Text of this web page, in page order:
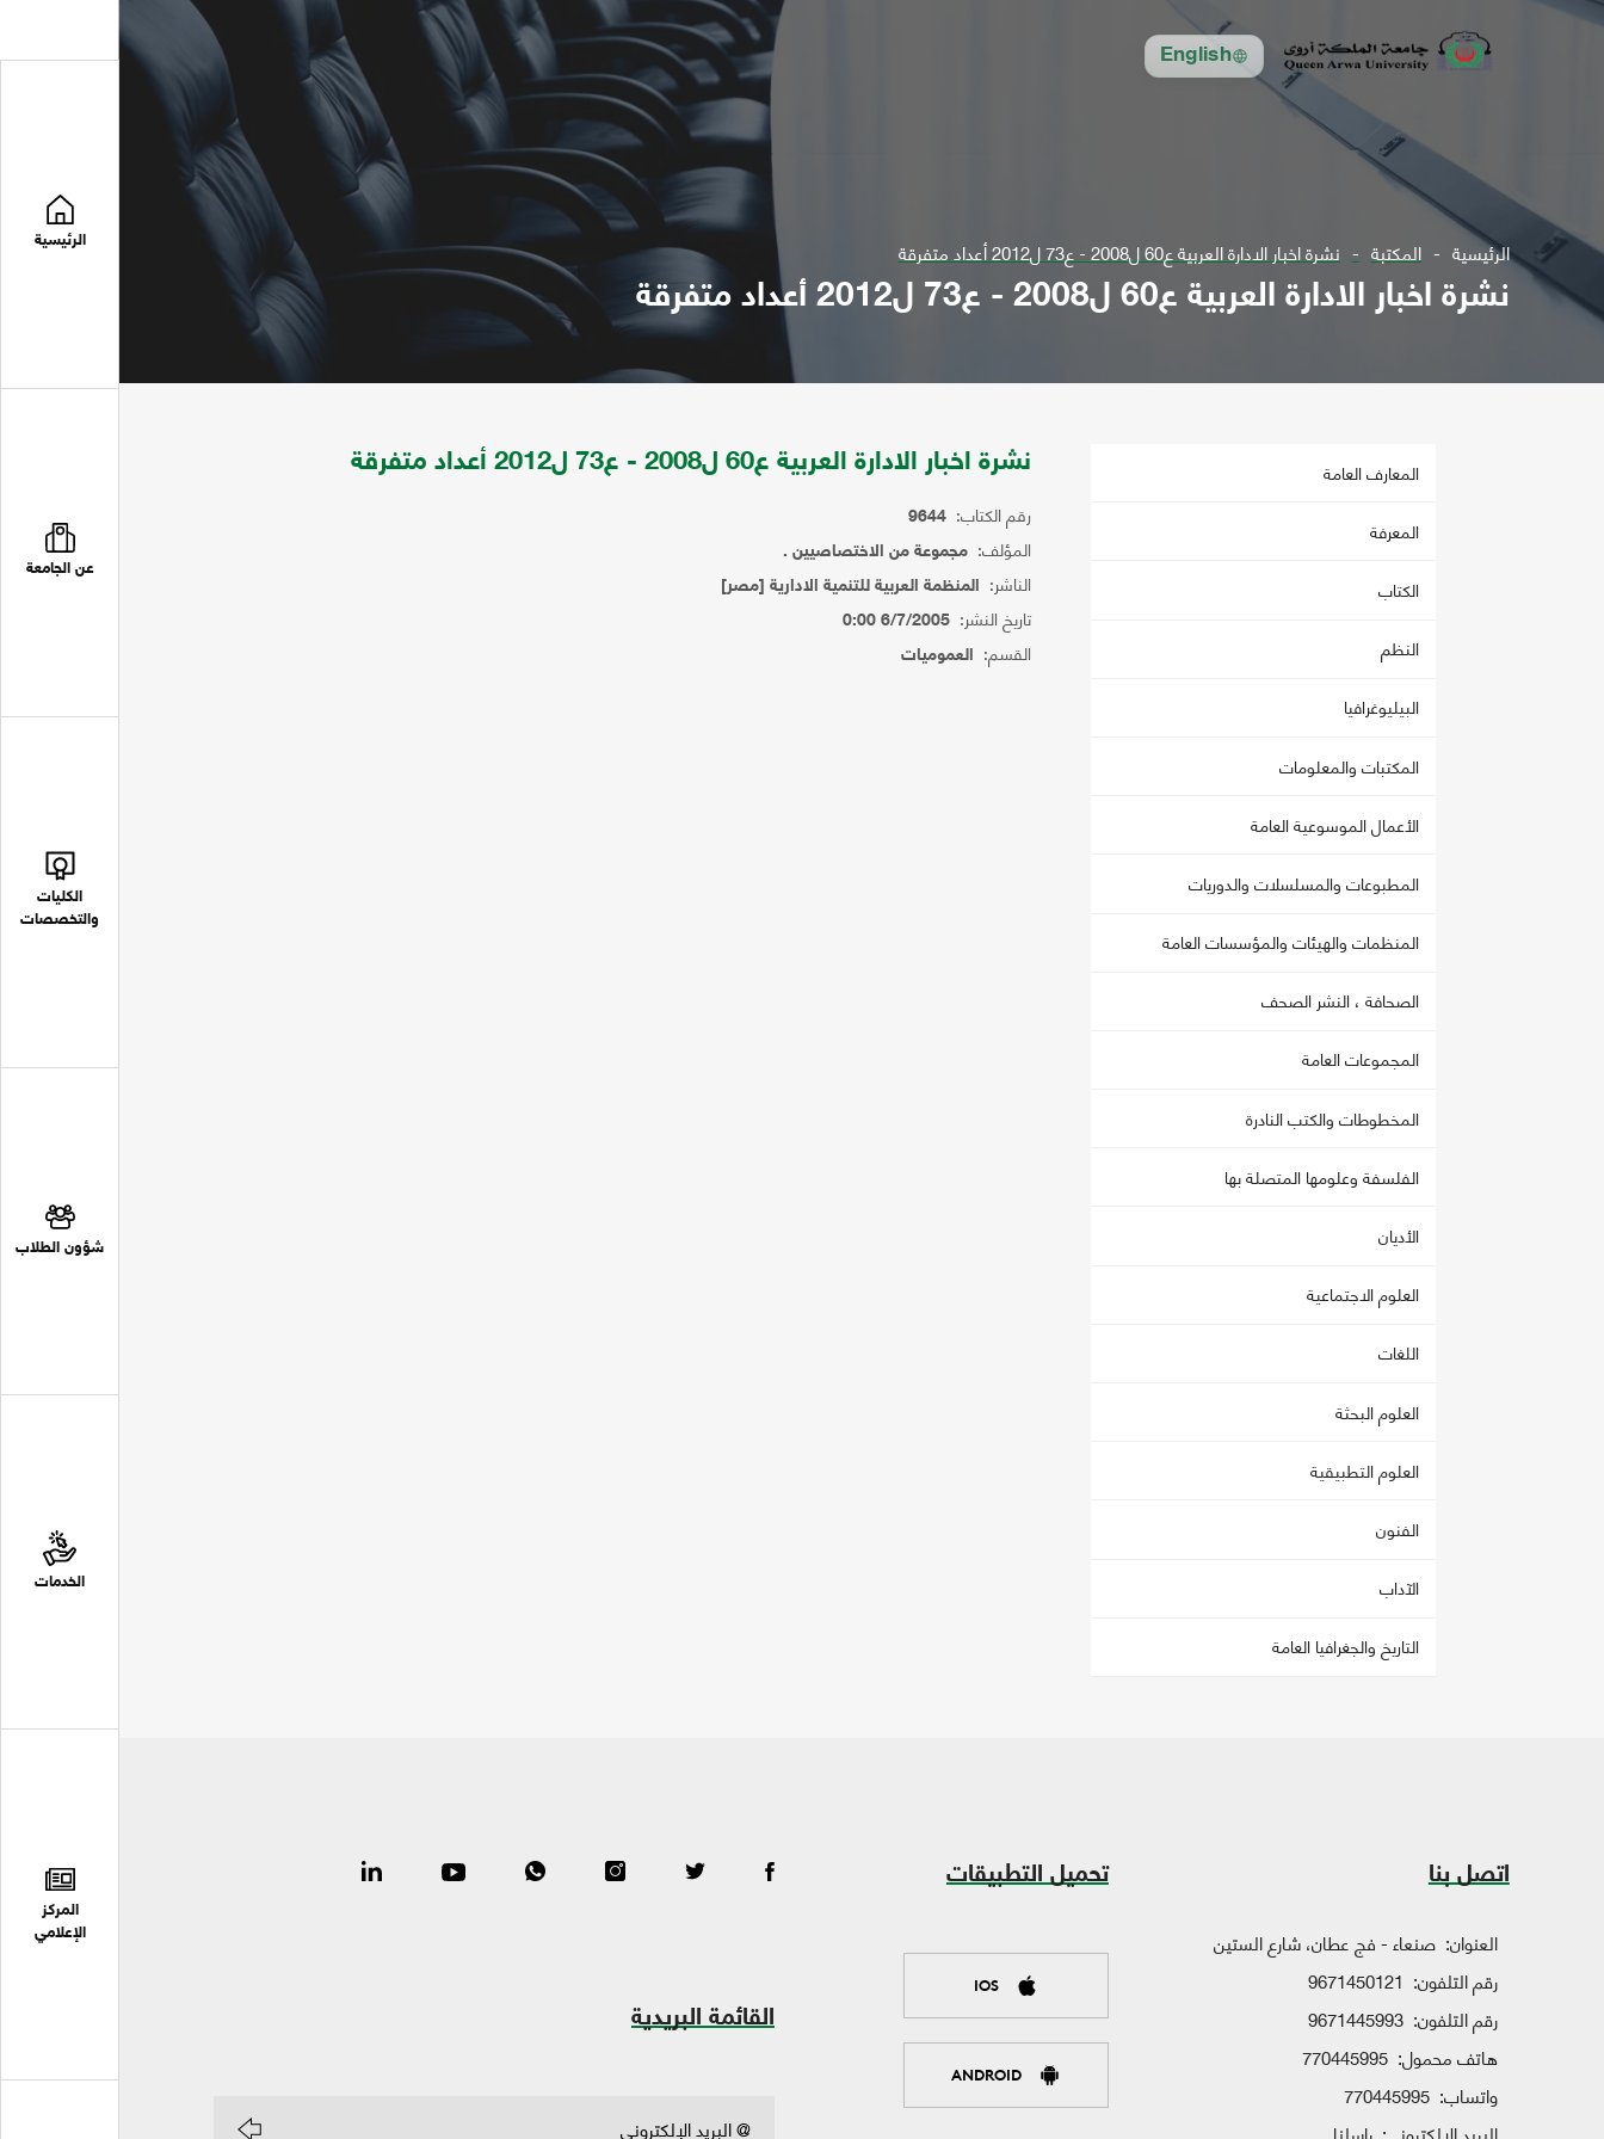
English
الرئيسية
عن الجامعة
الكليات
والتخصصات
شؤون الطلاب
الخدمات
المركز
الإعلامي
الرئيسية المكتبة نشرة اخبار الادارة العربية ع60 ل2008 - ع73 ل2012 أعداد متفرقة
نشرة اخبار الادارة العربية ع60 ل2008 - ع73 ل2012 أعداد متفرقة
المعارف العامة
المعرفة
الكتاب
النظم
البيليوغرافيا
المكتبات والمعلومات
الأعمال الموسوعية العامة
المطبوعات والمسلسلات والدوريات
المنظمات والهيئات والمؤسسات العامة
الصحافة ، النشر الصحف
المجموعات العامة
المخطوطات والكتب النادرة
الفلسفة وعلومها المتصلة بها
الأديان
العلوم الاجتماعية
اللغات
العلوم البحثة
العلوم التطبيقية
الفنون
الآداب
التاريخ والجغرافيا العامة
نشرة اخبار الادارة العربية ع60 ل2008 - ع73 ل2012 أعداد متفرقة
رقم الكتاب: 9644
المؤلف: مجموعة من الاختصاصيين .
الناشر: المنظمة العربية للتنمية الادارية [مصر]
تاريخ النشر: 6/7/2005 0:00
القسم: العموميات
اتصل بنا
العنوان: صنعاء - فج عطان، شارع الستين
رقم التلفون: 9671450121
رقم التلفون: 9671445993
هاتف محمول: 770445995
واتساب: 770445995
تحميل التطبيقات
IOS
ANDROID
القائمة البريدية